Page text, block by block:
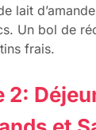
lait
Un bol de
frais.
2: